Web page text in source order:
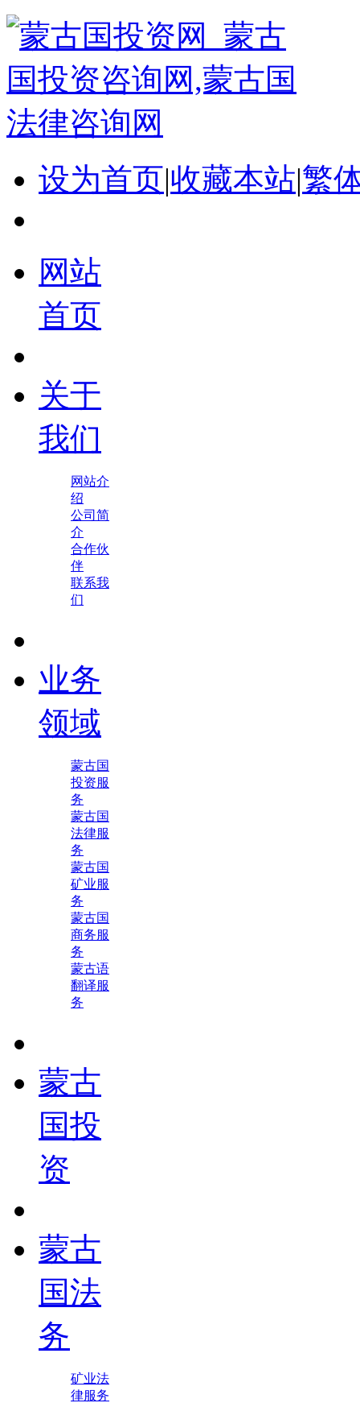
设为首页|收藏本站|繁
网站
首页
关于
我们
网站介
绍
公司简
介
合作伙
伴
联系我
们
业务
领域
蒙古国
投资服
务
蒙古国
法律服
务
蒙古国
矿业服
务
蒙古国
商务服
务
蒙古语
翻译服
务
蒙古
国投
资
蒙古
国法
务
矿业法
律服务